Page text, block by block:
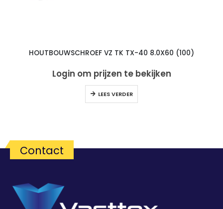
HOUTBOUWSCHROEF VZ TK TX-40 8.0X60 (100)
Login om prijzen te bekijken
LEES VERDER
Contact